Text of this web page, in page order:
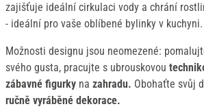
zajišťuje ideální cirkulaci vody a chrání
- ideální pro vaše oblíbené bylinky v kuchyni.
Možnosti designu jsou neomezené:
svého gusta, pracujte s ubrouskovou
zábavné figurky na zahradu. Obohaťte svůj
ručně vyráběné dekorace.